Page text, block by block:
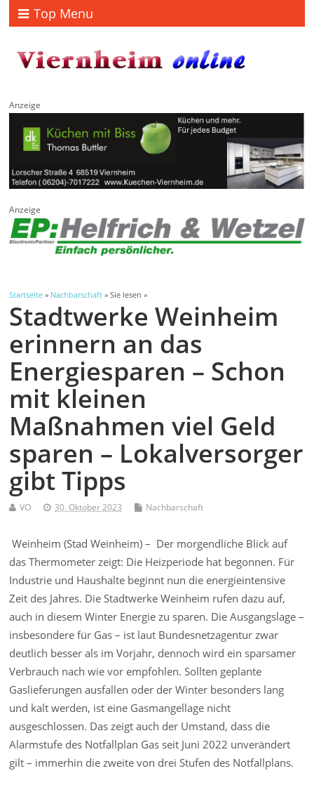
Top Menu
Anzeige
Anzeige
Startseite » Nachbarschaft » Sie lesen »
Stadtwerke Weinheim
erinnern an das
Energiesparen – Schon
mit kleinen
Maßnahmen viel Geld
sparen – Lokalversorger
gibt Tipps
VO 30. Oktober 2023 Nachbarschaft
Weinheim (Stad Weinheim) – Der morgendliche Blick auf
das Thermometer zeigt: Die Heizperiode hat begonnen. Für
Industrie und Haushalte beginnt nun die energieintensive
Zeit des Jahres. Die Stadtwerke Weinheim rufen dazu auf,
auch in diesem Winter Energie zu sparen. Die Ausgangslage –
insbesondere für Gas – ist laut Bundesnetzagentur zwar
deutlich besser als im Vorjahr, dennoch wird ein sparsamer
Verbrauch nach wie vor empfohlen. Sollten geplante
Gaslieferungen ausfallen oder der Winter besonders lang
und kalt werden, ist eine Gasmangellage nicht
ausgeschlossen. Das zeigt auch der Umstand, dass die
Alarmstufe des Notfallplan Gas seit Juni 2022 unverändert
gilt – immerhin die zweite von drei Stufen des Notfallplans.